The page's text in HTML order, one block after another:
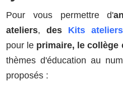
Pour vous permettre d'
ateliers, des Kits
pour le primaire, le collège
thèmes d'éducation au
proposés :